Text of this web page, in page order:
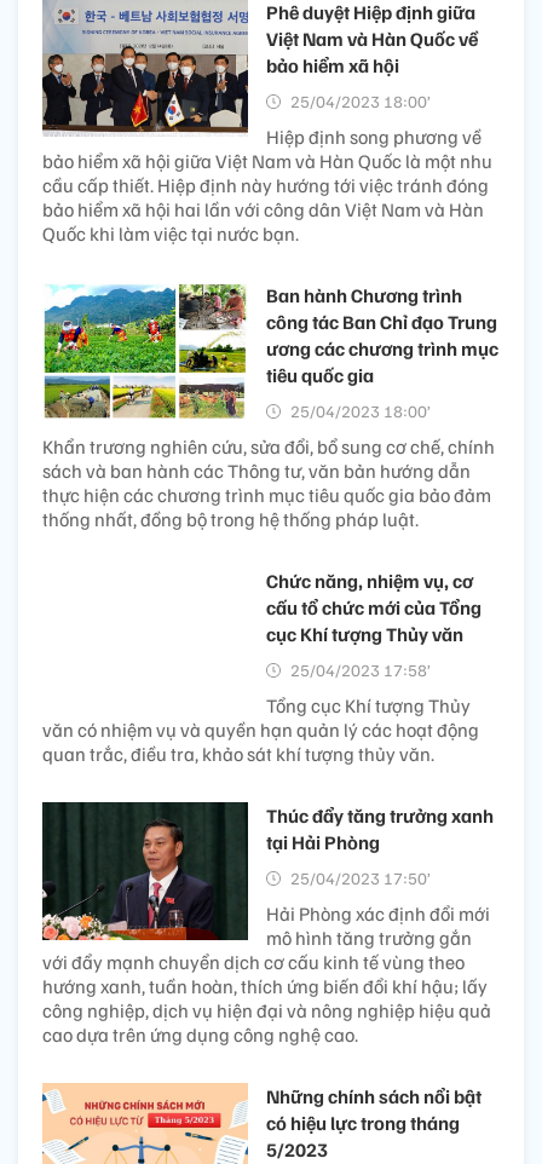
Phê duyệt Hiệp định giữa
Việt Nam và Hàn Quốc về
bảo hiểm xã hội
25/04/2023 18:00’
Hiệp định song phương về
bảo hiểm xã hội giữa Việt Nam và Hàn Quốc là một nhu
cầu cấp thiết. Hiệp định này hướng tới việc tránh đóng
bảo hiểm xã hội hai lần với công dân Việt Nam và Hàn
Quốc khi làm việc tại nước bạn.
Ban hành Chương trình
công tác Ban Chỉ đạo Trung
ương các chương trình mục
tiêu quốc gia
25/04/2023 18:00’
Khẩn trương nghiên cứu, sửa đổi, bổ sung cơ chế, chính
sách và ban hành các Thông tư, văn bản hướng dẫn
thực hiện các chương trình mục tiêu quốc gia bảo đảm
thống nhất, đồng bộ trong hệ thống pháp luật.
Chức năng, nhiệm vụ, cơ
cấu tổ chức mới của Tổng
cục Khí tượng Thủy văn
25/04/2023 17:58’
Tổng cục Khí tượng Thủy
văn có nhiệm vụ và quyền hạn quản lý các hoạt động
quan trắc, điều tra, khảo sát khí tượng thủy văn.
Thúc đẩy tăng trưởng xanh
tại Hải Phòng
25/04/2023 17:50’
Hải Phòng xác định đổi mới
mô hình tăng trưởng gắn
với đẩy mạnh chuyển dịch cơ cấu kinh tế vùng theo
hướng xanh, tuần hoàn, thích ứng biến đổi khí hậu; lấy
công nghiệp, dịch vụ hiện đại và nông nghiệp hiệu quả
cao dựa trên ứng dụng công nghệ cao.
Những chính sách nổi bật
có hiệu lực trong tháng
5/2023